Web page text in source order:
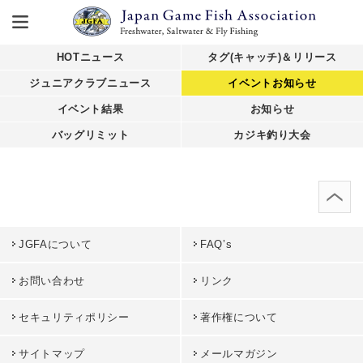
HOTニュース タグ(キャッチ)＆リリース
ジュニアクラブニュース イベントお知らせ
イベント結果 お知らせ
バッグリミット カジキ釣り大会
JGFAについて FAQ’s
お問い合わせ リンク
セキュリティポリシー 著作権について
サイトマップ メールマガジン